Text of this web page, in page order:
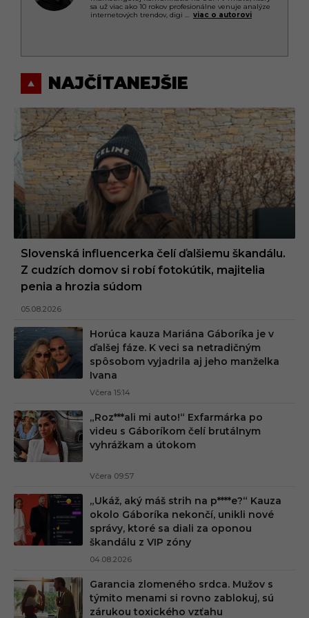
sa už viac ako 10 rokov profesionálne venuje analýze
internetových trendov, digi ... viac o autorovi
NAJČÍTANEJŠIE
Slovenská influencerka čelí ďalšiemu škandálu.
Z cudzích domov si robí fotokútik, majitelia
penia a hrozia súdom
05.08.2026
Horúca kauza Mariána Gáboríka je v
ďalšej fáze. K veci sa netradičným
spôsobom vyjadrila aj jeho manželka
Ivana
Včera 15:14
„Roz***ali mi auto!“ Exfarmárka po
videu s Gáboríkom čelí brutálnym
vyhrážkam a útokom
Včera 09:57
„Ukáž, aký máš strih na p****e?“ Kauza
okolo Gáboríka nekončí, unikli nové
správy, ktoré sa diali za oponou
škandálu z VIP zóny
04.08.2026
Garancia zlomeného srdca. Mužov s
týmito menami si rovno zablokuj, sú
zárukou toxického vzťahu